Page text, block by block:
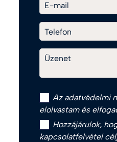
E-mail
Telefon
Üzenet
Az adatvédelmi
elolvastam és
Hozzájárulok,
kapcsolatfelvétel